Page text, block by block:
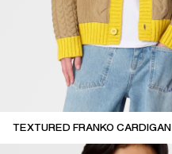
TEXTURED FRANKO CARDIGAN